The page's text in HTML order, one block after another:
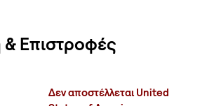
Επιστροφές
Δεν αποστέλλεται United